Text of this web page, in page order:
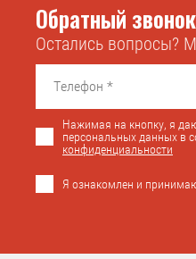
Обратный звонок
Остались вопросы?
Нажимая на кнопку, я
персональных данных в
конфиденциальности
Я ознакомлен и